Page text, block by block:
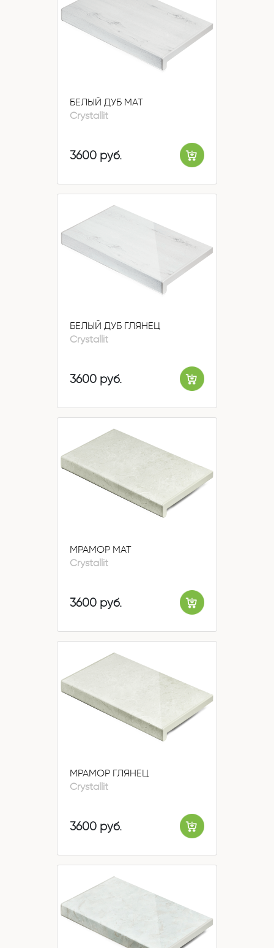
БЕЛЫЙ ДУБ МАТ
Crystallit
3600 руб.
БЕЛЫЙ ДУБ ГЛЯНЕЦ
Crystallit
3600 руб.
МРАМОР МАТ
Crystallit
3600 руб.
МРАМОР ГЛЯНЕЦ
Crystallit
3600 руб.